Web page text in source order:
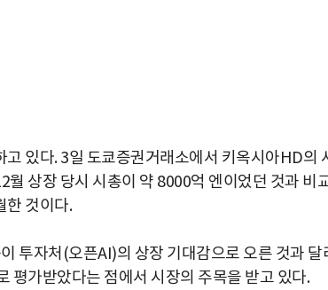
있다. 3일 도쿄증권거래소에서 키옥시아HD의
상장 당시 시총이 약 8000억 엔이었던 것과 비
한 것이다.
투자처(오픈AI)의 상장 기대감으로 오른 것과
평가받았다는 점에서 시장의 주목을 받고 있다.